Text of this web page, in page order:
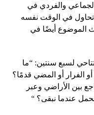
والفردي في
تحاول في الوقت نفسه
الموضوع أيضًا في
لسبع سنتين: “ما
الفرار أو المضي قدمًا؟
بين الأراضي وعبر
عندما نبقى؟ “